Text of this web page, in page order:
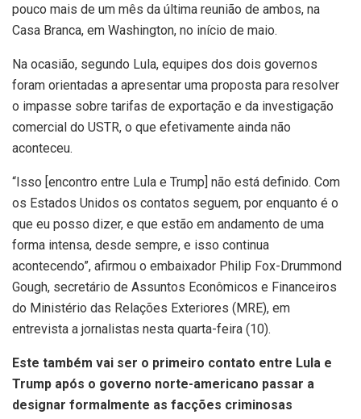
pouco mais de um mês da última reunião de ambos, na
Casa Branca, em Washington, no início de maio.
Na ocasião, segundo Lula, equipes dos dois governos
foram orientadas a apresentar uma proposta para resolver
o impasse sobre tarifas de exportação e da investigação
comercial do USTR, o que efetivamente ainda não
aconteceu.
“Isso [encontro entre Lula e Trump] não está definido. Com
os Estados Unidos os contatos seguem, por enquanto é o
que eu posso dizer, e que estão em andamento de uma
forma intensa, desde sempre, e isso continua
acontecendo”, afirmou o embaixador Philip Fox-Drummond
Gough, secretário de Assuntos Econômicos e Financeiros
do Ministério das Relações Exteriores (MRE), em
entrevista a jornalistas nesta quarta-feira (10).
Este também vai ser o primeiro contato entre Lula e
Trump após o governo norte-americano passar a
designar formalmente as facções criminosas